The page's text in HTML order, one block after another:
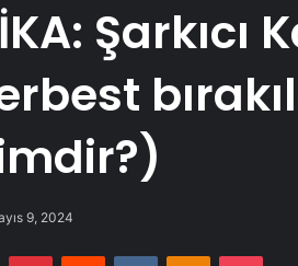
Şarkıcı
9, 2024
Tumblr PinterestReddit VKontakteOdnoklassniki